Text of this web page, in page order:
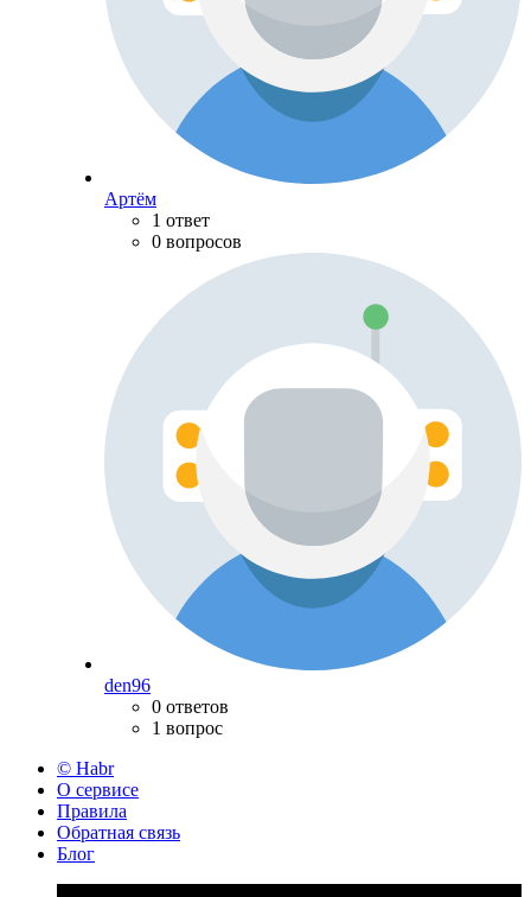
Артём
1 ответ
0 вопросов
den96
0 ответов
1 вопрос
© Habr
О сервисе
Правила
Обратная связь
Блог